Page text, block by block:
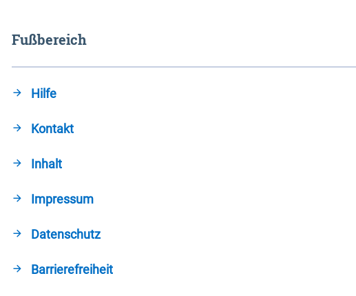
Fußbereich
Hilfe
Kontakt
Inhalt
Impressum
Datenschutz
Barrierefreiheit